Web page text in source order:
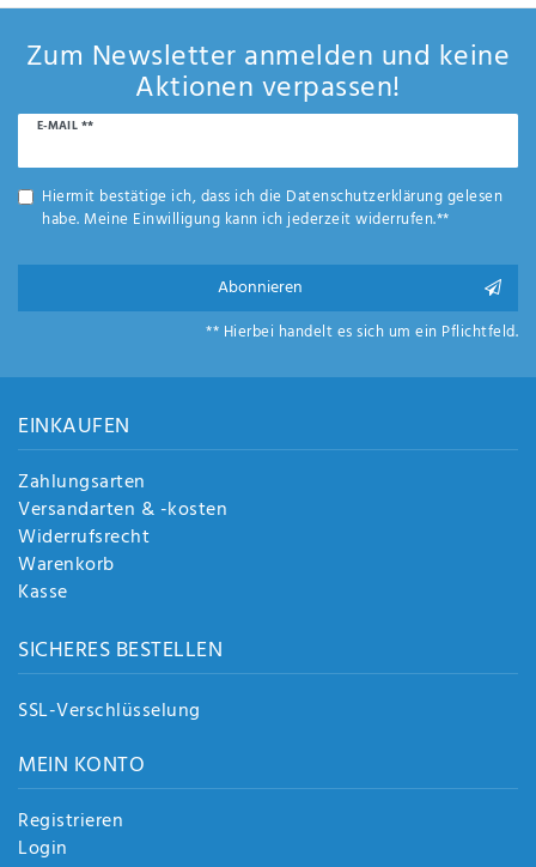
Zum Newsletter anmelden und keine
Aktionen verpassen!
E-MAIL **
Newsletter
Hiermit bestätige ich, dass ich die Daten­schutz­erklärunggelesen
habe. Meine Einwilligung kann ich jederzeit widerrufen.**
Abonnieren
** Hierbei handelt es sich um ein Pflichtfeld.
EINKAUFEN
Zahlungsarten
Versandarten & -kosten
Widerrufsrecht
Warenkorb
Kasse
SICHERES BESTELLEN
SSL-Verschlüsselung
MEIN KONTO
Registrieren
Login